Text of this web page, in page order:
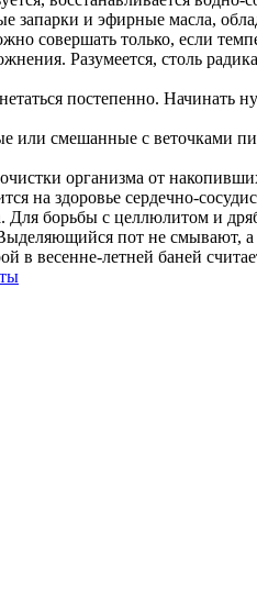
запарки и эфирные масла,
совершать только, если
Разумеется, столь
постепенно. Начинать
смешанные с веточками
организма от
на здоровье сердечно-
борьбы с целлюлитом и
пот не смывают,
в весенне-летней баней